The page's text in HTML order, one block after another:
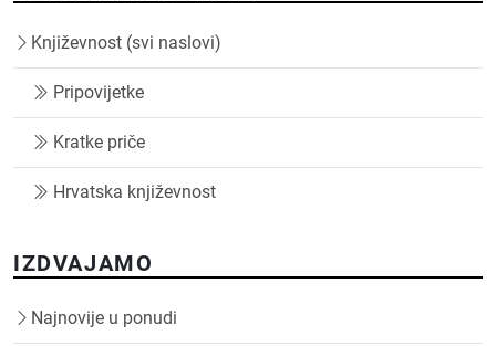
Književnost (svi naslovi)
Pripovijetke
Kratke priče
Hrvatska književnost
IZDVAJAMO
Najnovije u ponudi